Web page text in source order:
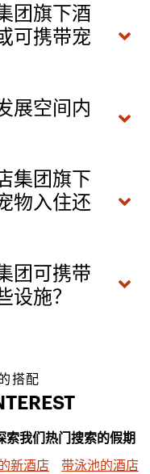
团旗下酒
可携带宠
展空间内
集团旗下
物入住还
团可携带
设施？
搭配
我们热门搜索的假期
新酒店
带泳池的酒店